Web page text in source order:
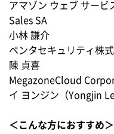
アマゾン ウェブ サー
Sales SA
小林 謙介
ペンタセキュリティ株
陳 貞喜
MegazoneCloud
イ ヨンジン（Yongjin
＜こんな方におすすめ＞